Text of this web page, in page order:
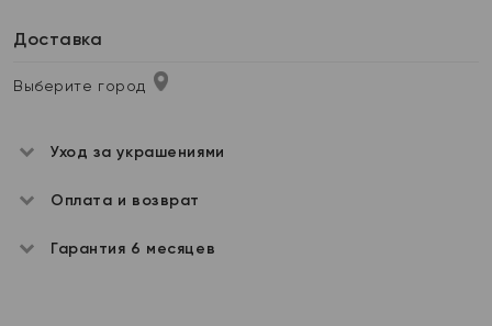
Доставка
Выберите город
Уход за украшениями
Оплата и возврат
Гарантия 6 месяцев